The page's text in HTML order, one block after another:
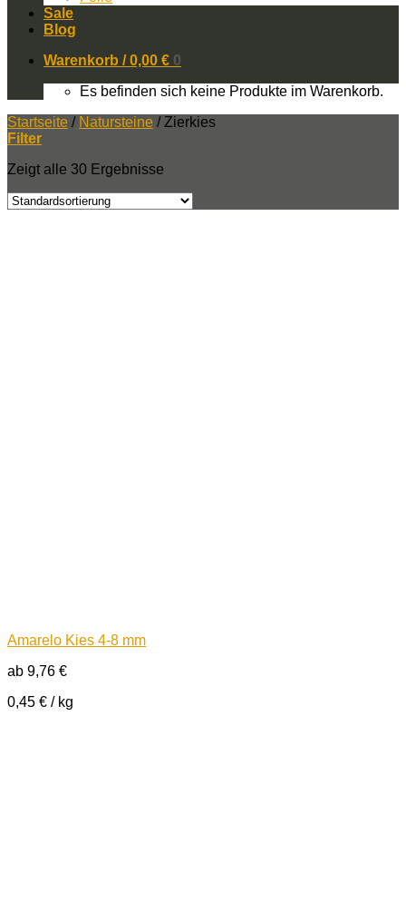
Sale
Blog
Warenkorb /0,00 € 0
Es befinden sich keine Produkte im Warenkorb.
Startseite / Natursteine /Zierkies
Filter
Zeigt alle 30 Ergebnisse
Amarelo Kies 4-8 mm
ab 9,76 €
0,45 € / kg